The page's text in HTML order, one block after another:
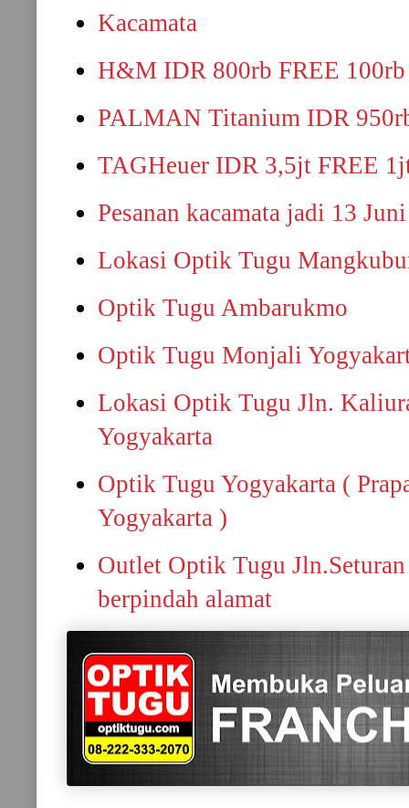
Kacamata
H&M IDR 800rb FREE 100rb
PALMAN Titanium IDR
TAGHeuer IDR 3,5jt FREE
Pesanan kacamata jadi 13
Lokasi Optik Tugu
Optik Tugu Ambarukmo
Optik Tugu Monjali
Lokasi Optik Tugu Jln.
Yogyakarta
Optik Tugu Yogyakarta (
Yogyakarta )
Outlet Optik Tugu
berpindah alamat